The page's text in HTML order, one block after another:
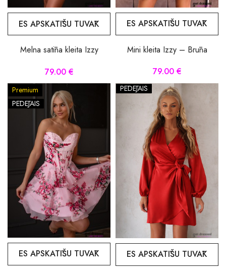
ES APSKATĪŠU TUVĀK
Melna satīna kleita Izzy
79.00 €
ES APSKATĪŠU TUVĀK
Mini kleita Izzy – Brūna
79.00 €
Premium
PĒDĒJAIS
ES APSKATĪŠU TUVĀK
PĒDĒJAIS
ES APSKATĪŠU TUVĀK